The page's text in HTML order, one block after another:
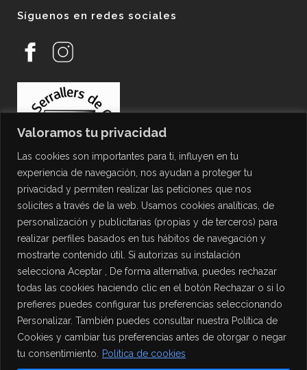
Valoramos tu privacidad
Las cookies son importantes para ti, influyen en tu
experiencia de navegación, nos ayudan a proteger tu
privacidad y permiten realizar las peticiones que nos
solicites a través de la web. Usamos cookies analíticas, de
personalización y publicitarias (propias y de terceros) para
realizar perfiles basados en tus hábitos de navegación y
mostrarte contenido útil. Si autorizas su instalación
selecciona Aceptar , De forma alternativa, puedes rechazar
todas las cookies haciendo clic en el botón Rechazar o si lo
prefieres puedes configurar tus preferencias seleccionando
Personalizar. También puedes consultar nuestra Política de
Cookies y cambiar tus preferencias antes de otorgar o negar
tu consentimiento.
Política de cookies
Síguenos en redes sociales
PROTECCIÓN DE DATOS
Política de Privacidad
Política de Cookies
Aviso Legal